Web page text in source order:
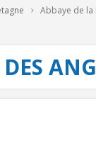
Abbaye de la